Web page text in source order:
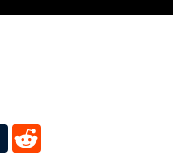
Tumblr